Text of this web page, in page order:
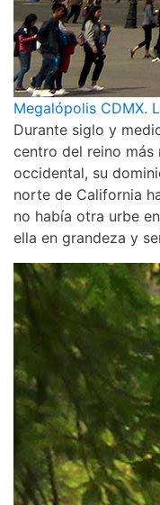
Megalópolis CDMX.
Durante siglo y
centro del reino
occidental, su
norte de California
no había otra urbe
ella en grandeza y